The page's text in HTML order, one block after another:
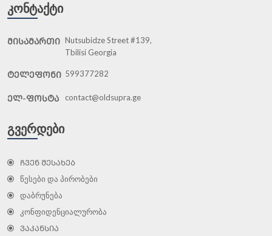
ᲙᲝᲜᲢᲐᲥᲢᲘ
ᲛᲘᲡᲐᲛᲐᲠᲗᲘ Nutsubidze Street #139,
Tbilisi Georgia
ᲢᲔᲚᲔᲤᲝᲜᲘ 599377282
ᲔᲚ-ᲤᲝᲡᲢᲐ contact@oldsupra.ge
ᲒᲕᲔᲠᲓᲔᲑᲘ
ᲩᲕᲔᲜ ᲨᲔᲡᲐᲮᲔᲑ
წესები და პირობები
დაბრუნება
კონფიდენციალურობა
ᲕᲐᲙᲐᲜᲡᲘᲐ